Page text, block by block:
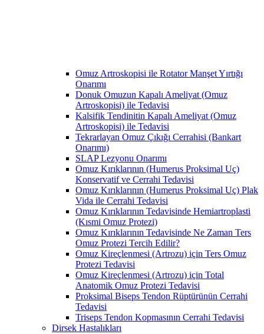
Omuz Artroskopisi ile Rotator Manşet Yırtığı
Onarımı
Donuk Omuzun Kapalı Ameliyat (Omuz
Artroskopisi) ile Tedavisi
Kalsifik Tendinitin Kapalı Ameliyat (Omuz
Artroskopisi) ile Tedavisi
Tekrarlayan Omuz Çıkığı Cerrahisi (Bankart
Onarımı)
SLAP Lezyonu Onarımı
Omuz Kırıklarının (Humerus Proksimal Uç)
Konservatif ve Cerrahi Tedavisi
Omuz Kırıklarının (Humerus Proksimal Uç) Plak
Vida ile Cerrahi Tedavisi
Omuz Kırıklarının Tedavisinde Hemiartroplasti
(Kısmi Omuz Protezi)
Omuz Kırıklarının Tedavisinde Ne Zaman Ters
Omuz Protezi Tercih Edilir?
Omuz Kireçlenmesi (Artrozu) için Ters Omuz
Protezi Tedavisi
Omuz Kireçlenmesi (Artrozu) için Total
Anatomik Omuz Protezi Tedavisi
Proksimal Biseps Tendon Rüptürünün Cerrahi
Tedavisi
Triseps Tendon Kopmasının Cerrahi Tedavisi
Dirsek Hastalıkları